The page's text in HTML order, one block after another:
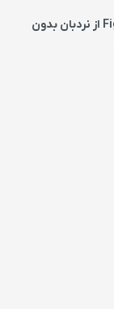
بالا رفتن ربات انسان‌نمای Figure 03 از نردبان بدون